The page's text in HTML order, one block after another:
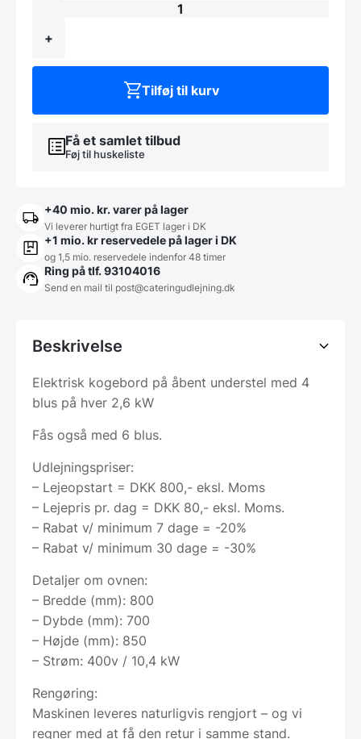
blus
+
Få et samlet tilbud
Føj til huskeliste
Tilføj til kurv
+40 mio. kr. varer på lager
Vi leverer hurtigt fra EGET lager i DK
+1 mio. kr reservedele på lager i DK
og 1,5 mio. reservedele indenfor 48 timer
Ring på tlf. 93104016
Send en mail til post@cateringudlejning.dk
Beskrivelse
Elektrisk kogebord på åbent understel med 4
blus på hver 2,6 kW
Fås også med 6 blus.
Udlejningspriser:
– Lejeopstart = DKK 800,- eksl. Moms
– Lejepris pr. dag = DKK 80,- eksl. Moms.
– Rabat v/ minimum 7 dage = -20%
– Rabat v/ minimum 30 dage = -30%
Detaljer om ovnen:
– Bredde (mm): 800
– Dybde (mm): 700
– Højde (mm): 850
– Strøm: 400v / 10,4 kW
Rengøring:
Maskinen leveres naturligvis rengjort – og vi
regner med at få den retur i samme stand.